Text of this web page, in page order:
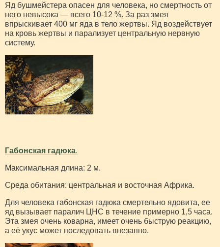
Яд бушмейстера опасен для человека, но смертность от
него невысока — всего 10-12 %. За раз змея
впрыскивает 400 мг яда в тело жертвы. Яд воздействует
на кровь жертвы и парализует центральную нервную
систему.
Габонская гадюка.
Максимальная длина: 2 м.
Среда обитания: центральная и восточная Африка.
Для человека габонская гадюка смертельно ядовита, ее
яд вызывает паралич ЦНС в течение примерно 1,5 часа.
Эта змея очень коварна, имеет очень быструю реакцию,
а её укус может последовать внезапно.